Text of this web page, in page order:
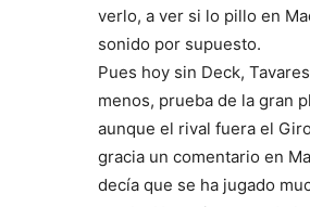
verlo, a ver si lo pillo en
sonido por supuesto.
Pues hoy sin Deck,
menos, prueba de la gran
aunque el rival fuera el
gracia un comentario en
decía que se ha jugado